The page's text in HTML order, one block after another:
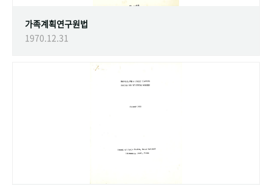
가족계획연구원법
1970.12.31